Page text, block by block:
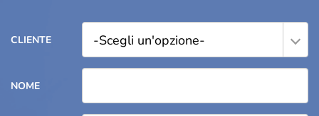
CLIENTE -Scegli un'opzione-
NOME